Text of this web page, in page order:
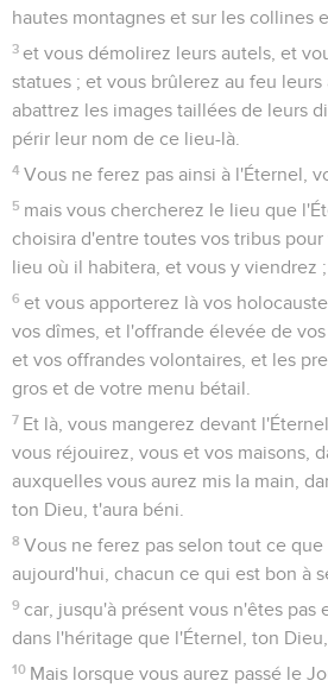
hautes montagnes et sur les collines
3 et vous démolirez leurs autels, et
statues ; et vous brûlerez au feu leurs
abattrez les images taillées de leurs
périr leur nom de ce lieu-là.
4 Vous ne ferez pas ainsi à l'Éternel,
5 mais vous chercherez le lieu que
choisira d'entre toutes vos tribus
lieu où il habitera, et vous y viendrez ;
6 et vous apporterez là vos
vos dîmes, et l'offrande élevée de vos
et vos offrandes volontaires, et les
gros et de votre menu bétail.
7 Et là, vous mangerez devant
vous réjouirez, vous et vos maisons,
auxquelles vous aurez mis la main,
ton Dieu, t'aura béni.
8 Vous ne ferez pas selon tout ce que
aujourd'hui, chacun ce qui est bon à
9 car, jusqu'à présent vous n'êtes pas
dans l'héritage que l'Éternel, ton
10 Mais lorsque vous aurez passé le